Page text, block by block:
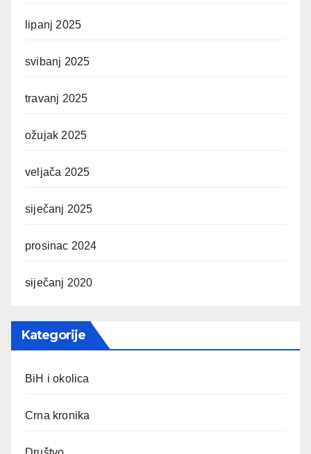
lipanj 2025
svibanj 2025
travanj 2025
ožujak 2025
veljača 2025
siječanj 2025
prosinac 2024
siječanj 2020
Kategorije
BiH i okolica
Crna kronika